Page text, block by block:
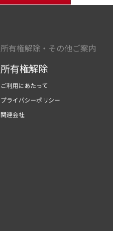
所有権解除・その他ご案内
所有権解除
ご利用にあたって
プライバシーポリシー
関連会社